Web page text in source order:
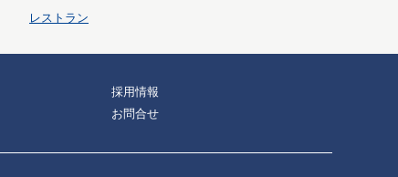
レストラン
採用情報
お問合せ